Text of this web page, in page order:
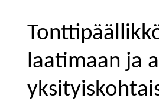
laatimaan ja